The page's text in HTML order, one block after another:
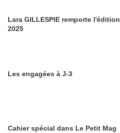
Lara GILLESPIE remporte l'édition
2025
Les engagées à J-3
Cahier spécial dans Le Petit Mag